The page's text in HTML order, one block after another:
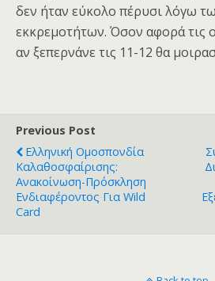
δεν ήταν εύκολο πέρυσι λόγω
εκκρεμοτήτων. Όσον αφορά τις
αν ξεπερνάνε τις 11-12 θα
Previous Post
Ελληνική Ομοσπονδία
Καλαθοσφαίρισης:
Ανακοίνωση-Πρόσκληση
Ενδιαφέροντος Για Wild
Card